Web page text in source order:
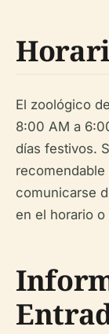
El zoológico
8:00 AM a
días festivos.
comunicarse
en el horario